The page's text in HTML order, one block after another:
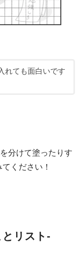
れても面白いです
分けて塗ったりす
ください！
リスト-